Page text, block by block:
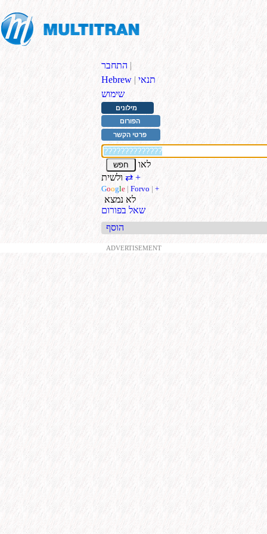
התחבר |
Hebrew | תנאי
שימוש
מילונים
הפורום
פרטי הקשר
לאו
⇄ +
Google | Forvo | +
לא נמצא
שאל בפורום
הוסף
ADVERTISEMENT